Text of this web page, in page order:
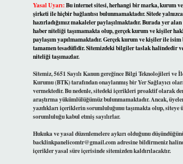
Yasal Uyarı:Bu internet sitesi, herhangi bir marka, kurum
şirketi ile hiçbir bağlantısı bulunmamaktadır. Sitede
hazırladığımız makaleler paylaşılmaktadır. Burada yer
haber niteliği taşımamakta olup, gerçek kurum ve kişiler
paylaşım yapılmamaktadır. Gerçek kurum ve kişiler ile
tamamen tesadüfidir. Sitemizdeki bilgiler taslak halindedir
niteliği taşımazlar.
Sitemiz, 5651 Sayılı Kanun gereğince Bilgi Teknolojileri ve
Kurumu (BTK) tarafından onaylanmış bir Yer Sağlayıcı
vermektedir. Bu nedenle, sitedeki içerikleri proaktif olarak
araştırma yükümlülüğümüz bulunmamaktadır. Ancak,
yazdıkları içeriklerin sorumluluğunu taşımakta olup, siteye
sorumluluğu kabul etmiş sayılırlar.
Hukuka ve yasal düzenlemelere aykırı olduğunu
backlinkpanelicomtr@gmail.comadresine bildirmeniz
içerikler yasal süre içerisinde sitemizden kaldırılacaktır.